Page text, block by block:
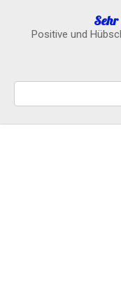
contentPositive und